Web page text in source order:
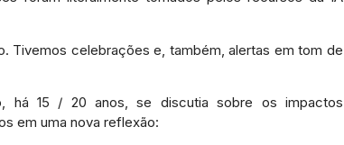
Tivemos celebrações e, também, alertas em tom de
15 / 20 anos, se discutia sobre os impactos
em uma nova reflexão: